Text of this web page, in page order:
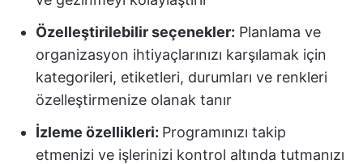
Özelleştirilebilir seçenekler: Planlama ve
organizasyon ihtiyaçlarınızı karşılamak için
kategorileri, etiketleri, durumları ve renkleri
özelleştirmenize olanak tanır
İzleme özellikleri: Programınızı takip
etmenizi ve işlerinizi kontrol altında tutmanızı